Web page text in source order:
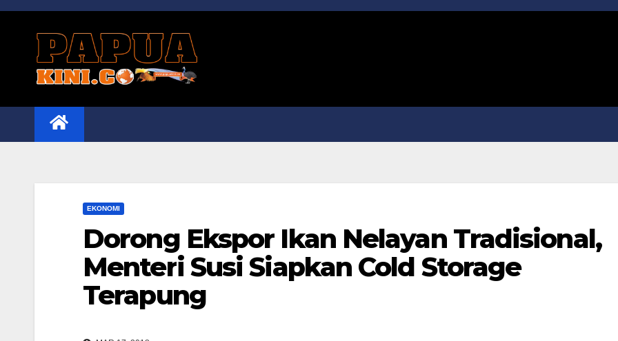
Skip
EKONOMI
Dorong Ekspor Ikan Nelayan Tradisional,
Menteri Susi Siapkan Cold Storage
Terapung